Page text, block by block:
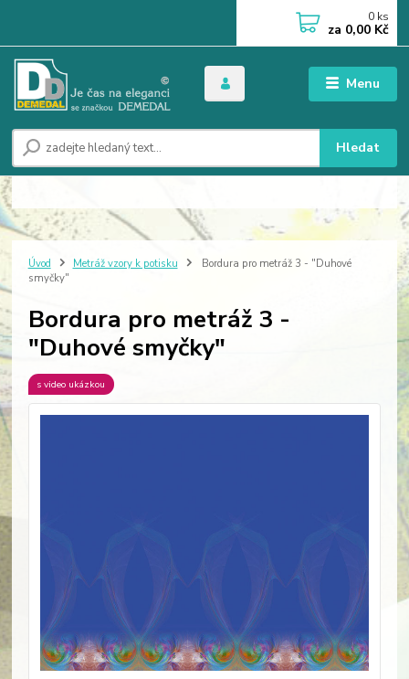
Menu
Hledat
0 ks
za 0,00 Kč
Úvod Metráž vzory k potisku
Bordura pro metráž 3 - "Duhové
smyčky"
Bordura pro metráž 3 -
"Duhové smyčky"
s video ukázkou